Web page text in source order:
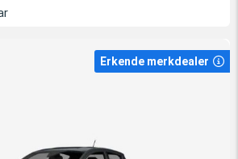
Erkende merkdealer